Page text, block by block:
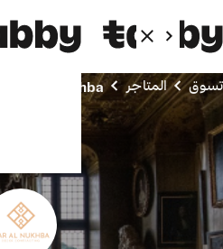
تسوق المتاجر Dar Al Nukhba